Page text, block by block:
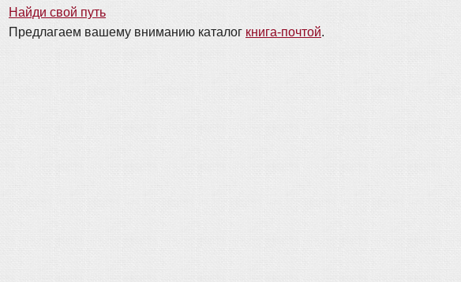
Найди свой путь
Предлагаем вашему вниманию каталог книга-почтой.